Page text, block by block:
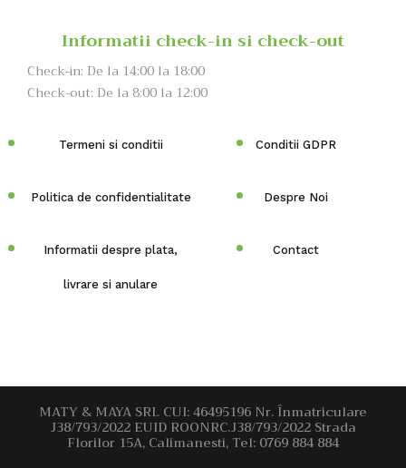
Informatii check-in si check-out
Check-in: De la 14:00 la 18:00
Check-out: De la 8:00 la 12:00
Termeni si conditii
Politica de confidentialitate
Informatii despre plata,
livrare si anulare
Conditii GDPR
Despre Noi
Contact
MATY & MAYA SRL CUI: 46495196 Nr. Înmatriculare
J38/793/2022 EUID ROONRC.J38/793/2022 Strada
Florilor 15A, Calimanesti, Tel: 0769 884 884